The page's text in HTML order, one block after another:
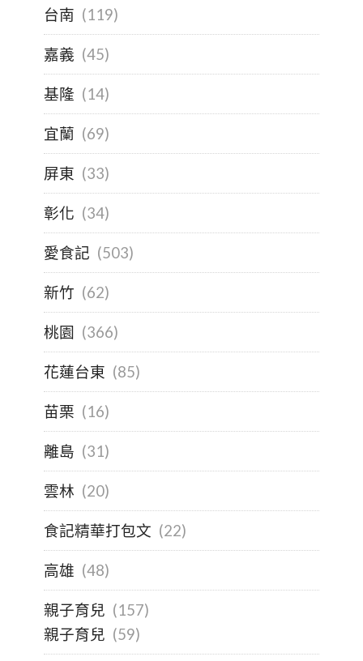
台南 (119)
嘉義 (45)
基隆 (14)
宜蘭 (69)
屏東 (33)
彰化 (34)
愛食記 (503)
新竹 (62)
桃園 (366)
花蓮台東 (85)
苗栗 (16)
離島 (31)
雲林 (20)
食記精華打包文 (22)
高雄 (48)
親子育兒 (157)
親子育兒 (59)